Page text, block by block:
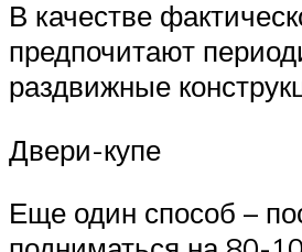
В качестве
предпочитают
раздвижные
Двери-купе
Еще один способ –